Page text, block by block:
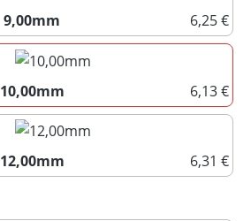
9,00mm
6,25 €
9,00mm
10,00mm
6,13 €
10,00mm
12,00mm
6,31 €